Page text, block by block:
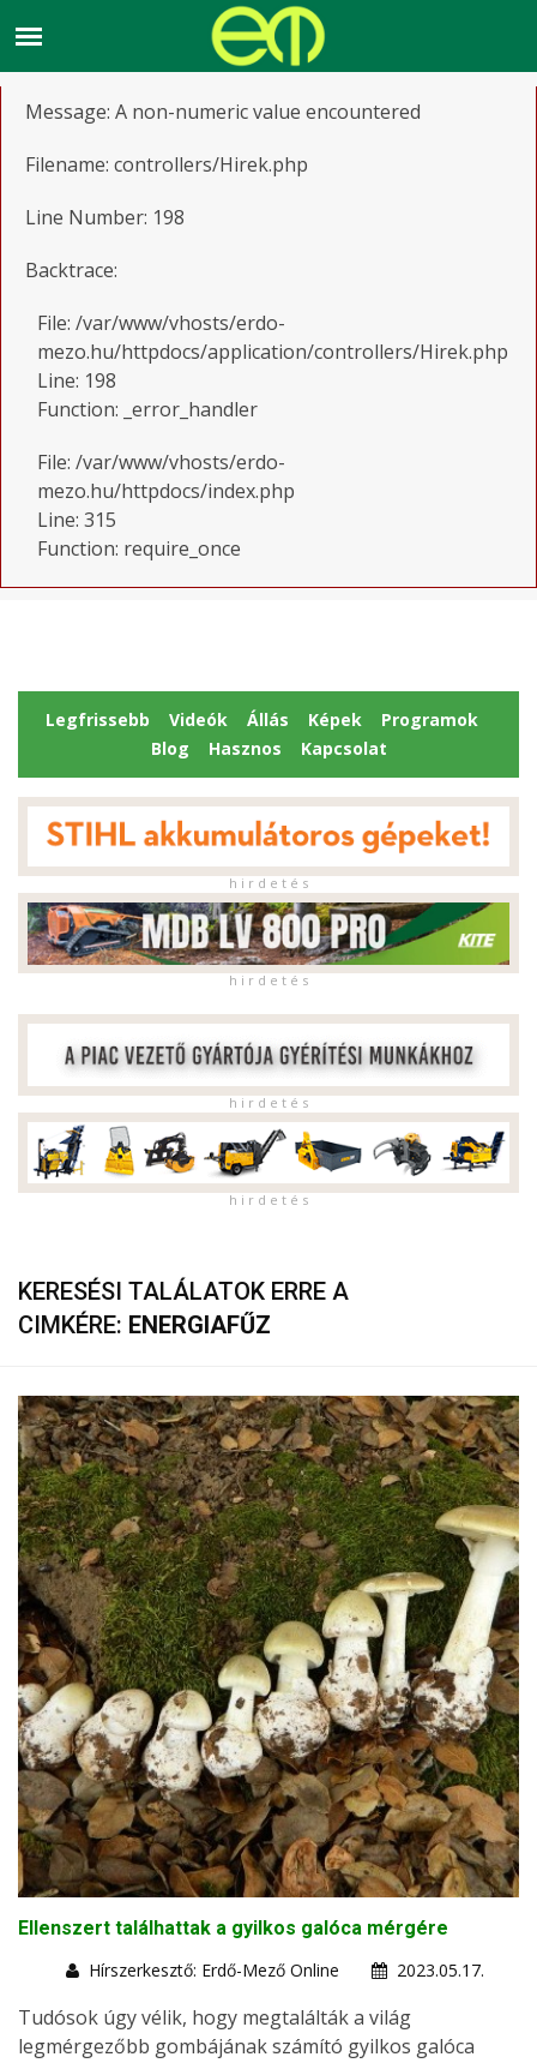
A PHP Error was encountered
Message: A non-numeric value encountered
Filename: controllers/Hirek.php
Line Number: 198
Backtrace:
File: /var/www/vhosts/erdo-
mezo.hu/httpdocs/application/controllers/Hirek.php
Line: 198
Function: _error_handler
File: /var/www/vhosts/erdo-
mezo.hu/httpdocs/index.php
Line: 315
Function: require_once
Legfrissebb Videók Állás Képek
Programok
Blog
Hasznos Kapcsolat
h i r d e t é s
h i r d e t é s
h i r d e t é s
h i r d e t é s
KERESÉSI TALÁLATOK ERRE A
CIMKÉRE: ENERGIAFŰZ
Ellenszert találhattak a gyilkos galóca mérgére
Hírszerkesztő: Erdő-Mező Online
2023.05.17.
Tudósok úgy vélik, hogy megtalálták a világ
legmérgezőbb gombájának számító gyilkos galóca